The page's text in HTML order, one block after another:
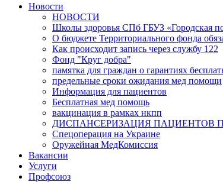
Новости
НОВОСТИ
Школы здоровья СПб ГБУЗ «Городская
О бюджете Территориального фонда
Как происходит запись через службу 122
Фонд "Круг добра"
памятка для граждан о гарантиях
предельные сроки ожидания мед помощи
Информация для пациентов
Бесплатная мед помощь
вакцинация в рамках нкпп
ДИСПАНСЕРИЗАЦИЯ ПАЦИЕНТОВ
Спецоперация на Украине
Оружейная МедКомиссия
Вакансии
Услуги
Профсоюз